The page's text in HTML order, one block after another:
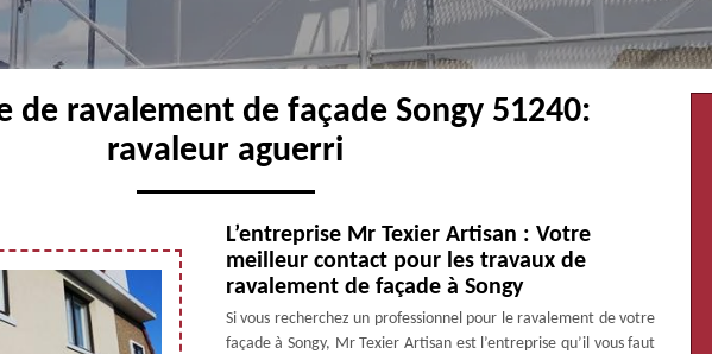
de ravalement de façade Songy 51240:
ravaleur aguerri
L’entreprise Mr Texier Artisan : Votre
meilleur contact pour les travaux de
ravalement de façade à Songy
Si vous recherchez un professionnel pour le ravalement de votre
façade à Songy, Mr Texier Artisan est l’entreprise qu’il vous faut